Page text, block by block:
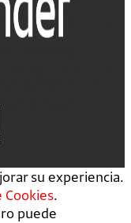
su experiencia.
Cookies.
puede